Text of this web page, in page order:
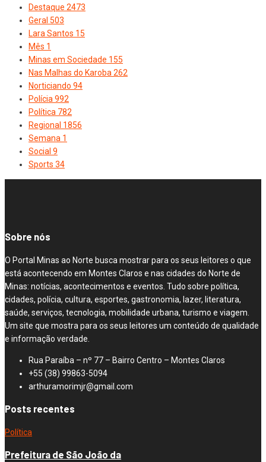
Destaque 2473
Geral 503
Lara Santos 15
Mês 1
Minas em Sociedade 155
Nas Malhas do Karoba 262
Norticiando 94
Polícia 992
Política 782
Regional 1856
Semana 1
Social 9
Sports 34
Sobre nós
O Portal Minas ao Norte busca mostrar para os seus leitores o que
está acontecendo em Montes Claros e nas cidades do Norte de
Minas: notícias, acontecimentos e eventos. Tudo sobre política,
cidades, polícia, cultura, esportes, gastronomia, lazer, literatura,
saúde, serviços, tecnologia, mobilidade urbana, turismo e viagem.
Um site que mostra para os seus leitores um conteúdo de qualidade
e informação verdade.
Rua Paraíba – nº 77 – Bairro Centro – Montes Claros
+55 (38) 99863-5094
arthuramorimjr@gmail.com
Posts recentes
Política
Prefeitura de São João da